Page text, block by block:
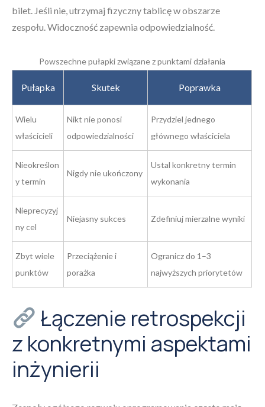
bilet. Jeśli nie, utrzymaj fizyczny tablicę w obszarze
zespołu. Widoczność zapewnia odpowiedzialność.
Powszechne pułapki związane z punktami działania
Pułapka Skutek Poprawka
Wielu
właścicieli
Nikt nie ponosi
odpowiedzialności
Przydziel jednego
głównego właściciela
Nieokreślon
y termin
Nigdy nie ukończony
Ustal konkretny termin
wykonania
Nieprecyzyj
ny cel
Niejasny sukces Zdefiniuj mierzalne wyniki
Zbyt wiele
punktów
Przeciążenie i
porażka
Ogranicz do 1–3
najwyższych priorytetów
Łączenie retrospekcji
z konkretnymi aspektami
inżynierii